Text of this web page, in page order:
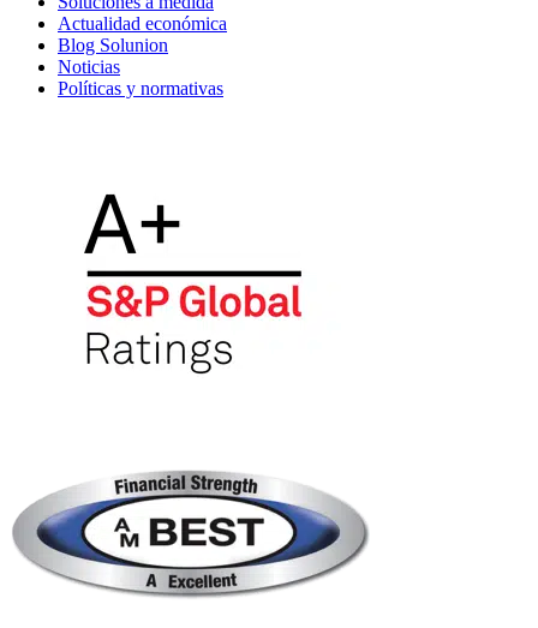
Actualidad económica
Blog Solunion
Noticias
Políticas y normativas